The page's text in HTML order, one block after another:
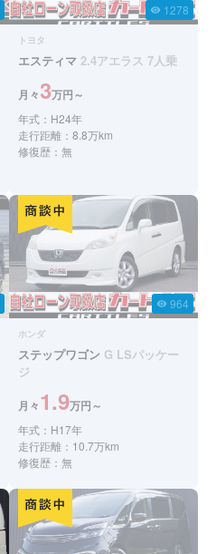
visibility 1278
トヨタ
エスティマ 2.4アエラス 7人乗
月々3万円～
年式：H24年
走行距離：8.8万km
修復歴：無
visibility 964
ホンダ
ステップワゴン G LSパッケー
ジ
月々1.9万円～
年式：H17年
走行距離：10.7万km
修復歴：無